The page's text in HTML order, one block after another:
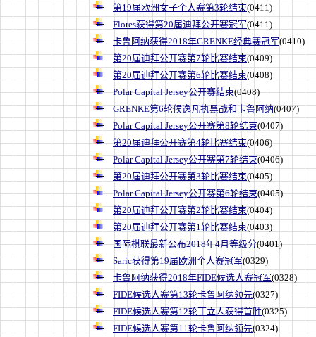
第19届欧洲女子个人赛第3轮结束(0411)
Flores获得第20届迪拜公开赛冠军(0411)
卡鲁阿纳获得2018年GRENKE经典赛冠军(0410)
第20届迪拜公开赛第7轮比赛结束(0409)
第20届迪拜公开赛第6轮比赛结束(0408)
Polar Capital Jersey公开赛结束(0408)
GRENKE第6轮候逸凡执黑战和卡鲁阿纳(0407)
Polar Capital Jersey公开赛第8轮结束(0407)
第20届迪拜公开赛第4轮比赛结束(0406)
Polar Capital Jersey公开赛第7轮结束(0406)
第20届迪拜公开赛第3轮比赛结束(0405)
Polar Capital Jersey公开赛第6轮结束(0405)
第20届迪拜公开赛第2轮比赛结束(0404)
第20届迪拜公开赛第1轮比赛结束(0403)
国际棋联最新公布2018年4月等级分(0401)
Saric获得第19届欧洲个人赛冠军(0329)
卡鲁阿纳获得2018年FIDE候选人赛冠军(0328)
FIDE候选人赛第13轮卡鲁阿纳领先(0327)
FIDE候选人赛第12轮丁立人获得首胜(0325)
FIDE候选人赛第11轮卡鲁阿纳领先(0324)